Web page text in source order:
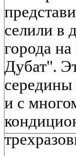
селили в
города
Дубат".
и с